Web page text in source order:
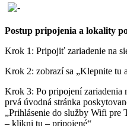
Postup pripojenia a lokality
Krok 1: Pripojiť zariadenie na
Krok 2: zobrazí sa „Klepnite tu
Krok 3: Po pripojení zariadenia
prvá úvodná stránka
„Prihlásenie do služby Wifi pre
– klikni tu – pripojené“